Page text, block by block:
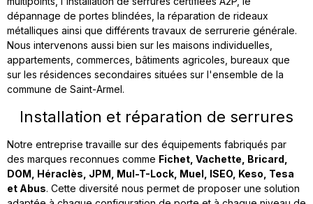
dépannage de portes blindées, la réparation de rideaux
métalliques ainsi que différents travaux de serrurerie générale.
Nous intervenons aussi bien sur les maisons individuelles,
appartements, commerces, bâtiments agricoles, bureaux que
sur les résidences secondaires situées sur l'ensemble de la
commune de Saint-Armel.
Installation et réparation de serrures
Notre entreprise travaille sur des équipements fabriqués par
des marques reconnues comme Fichet, Vachette, Bricard,
DOM, Héraclès, JPM, Mul-T-Lock, Muel, ISEO, Keso, Tesa
et Abus. Cette diversité nous permet de proposer une solution